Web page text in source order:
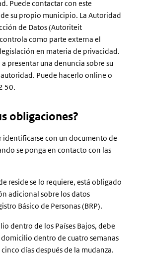
Puede contactar con este
su propio municipio. La Autoridad
de Datos (Autoriteit
como parte externa el
en materia de privacidad.
presentar una denuncia sobre su
Puede hacerlo online o
50.
obligaciones?
identificarse con un documento de
se ponga en contacto con las
reside se lo requiere, está obligado
adicional sobre los datos
Básico de Personas (BRP).
dentro de los Países Bajos, debe
dentro de cuatro semanas
días después de la mudanza.